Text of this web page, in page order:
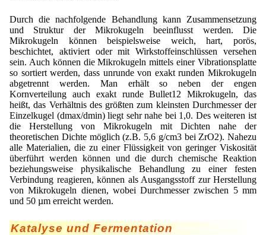
Durch die nachfolgende Behandlung kann Zusammensetzung
und Struktur der Mikrokugeln beeinflusst werden. Die
Mikrokugeln können beispielsweise weich, hart, porös,
beschichtet, aktiviert oder mit Wirkstoffeinschlüssen versehen
sein. Auch können die Mikrokugeln mittels einer Vibrationsplatte
so sortiert werden, dass unrunde von exakt runden Mikrokugeln
abgetrennt werden. Man erhält so neben der engen
Kornverteilung auch exakt runde Bullet12 Mikrokugeln, das
heißt, das Verhältnis des größten zum kleinsten Durchmesser der
Einzelkugel (dmax/dmin) liegt sehr nahe bei 1,0. Des weiteren ist
die Herstellung von Mikrokugeln mit Dichten nahe der
theoretischen Dichte möglich (z.B. 5,6 g/cm3 bei ZrO2). Nahezu
alle Materialien, die zu einer Flüssigkeit von geringer Viskosität
überführt werden können und die durch chemische Reaktion
beziehungsweise physikalische Behandlung zu einer festen
Verbindung reagieren, können als Ausgangsstoff zur Herstellung
von Mikrokugeln dienen, wobei Durchmesser zwischen 5 mm
und 50 µm erreicht werden.
Katalyse und Fermentation